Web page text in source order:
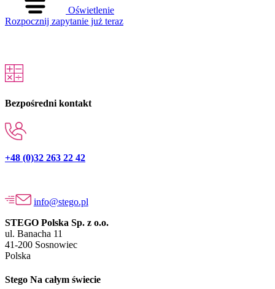
Oświetlenie
Rozpocznij zapytanie już teraz
Bezpośredni kontakt
+48 (0)32 263 22 42
info@stego.pl
STEGO Polska Sp. z o.o.
ul. Banacha 11
41-200 Sosnowiec
Polska
Stego Na całym świecie